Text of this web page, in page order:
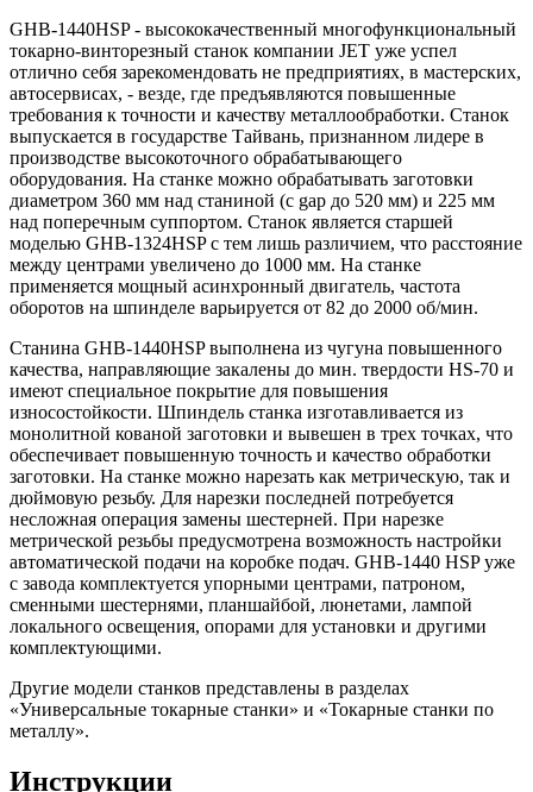
GHB-1440HSP - высококачественный многофункциональный
токарно-винторезный станок компании JET уже успел
отлично себя зарекомендовать не предприятиях, в мастерских,
автосервисах, - везде, где предъявляются повышенные
требования к точности и качеству металлообработки. Станок
выпускается в государстве Тайвань, признанном лидере в
производстве высокоточного обрабатывающего
оборудования. На станке можно обрабатывать заготовки
диаметром 360 мм над станиной (с gap до 520 мм) и 225 мм
над поперечным суппортом. Станок является старшей
моделью GHB-1324HSP с тем лишь различием, что расстояние
между центрами увеличено до 1000 мм. На станке
применяется мощный асинхронный двигатель, частота
оборотов на шпинделе варьируется от 82 до 2000 об/мин.
Станина GHB-1440HSP выполнена из чугуна повышенного
качества, направляющие закалены до мин. твердости HS-70 и
имеют специальное покрытие для повышения
износостойкости. Шпиндель станка изготавливается из
монолитной кованой заготовки и вывешен в трех точках, что
обеспечивает повышенную точность и качество обработки
заготовки. На станке можно нарезать как метрическую, так и
дюймовую резьбу. Для нарезки последней потребуется
несложная операция замены шестерней. При нарезке
метрической резьбы предусмотрена возможность настройки
автоматической подачи на коробке подач. GHB-1440 HSP уже
с завода комплектуется упорными центрами, патроном,
сменными шестернями, планшайбой, люнетами, лампой
локального освещения, опорами для установки и другими
комплектующими.
Другие модели станков представлены в разделах
«Универсальные токарные станки» и «Токарные станки по
металлу».
Инструкции